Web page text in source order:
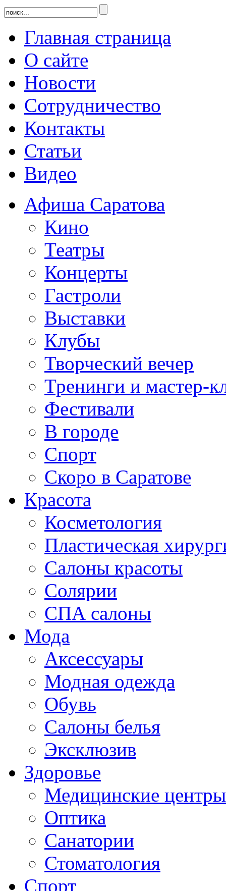
Главная страница
О сайте
Новости
Сотрудничество
Контакты
Статьи
Видео
Афиша Саратова
Кино
Театры
Концерты
Гастроли
Выставки
Клубы
Творческий вечер
Тренинги и мастер-
Фестивали
В городе
Спорт
Скоро в Саратове
Красота
Косметология
Пластическая
Салоны красоты
Солярии
СПА салоны
Мода
Аксессуары
Модная одежда
Обувь
Салоны белья
Эксклюзив
Здоровье
Медицинские центры
Оптика
Санатории
Стоматология
Спорт